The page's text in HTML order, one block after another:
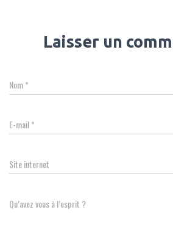
Laisser un
Nom*
E-mail*
Site internet
Qu’avez vous à l’esprit ?